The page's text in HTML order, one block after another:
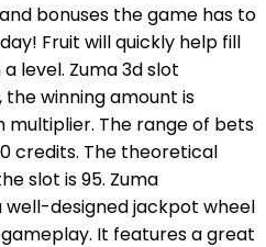
bonuses the game has to
Fruit will quickly help fill
level. Zuma 3d slot
the winning amount is
multiplier. The range of bets
credits. The theoretical
slot is 95. Zuma
well-designed jackpot wheel
It features a great